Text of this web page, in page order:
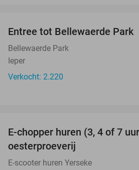
Entree tot Bellewaerde Park
Bellewaerde Park
Ieper
Verkocht: 2.220
E-chopper huren (3, 4 of 7
oesterproeverij
E-scooter huren Yerseke